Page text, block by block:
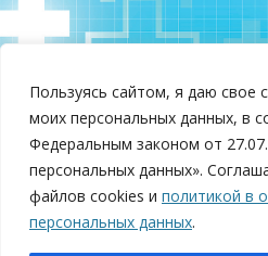
Пользуясь сайтом, я даю свое
моих персональных данных, в
Федеральным законом от
персональных данных».
файлов cookies и политикой в
персональных данных.